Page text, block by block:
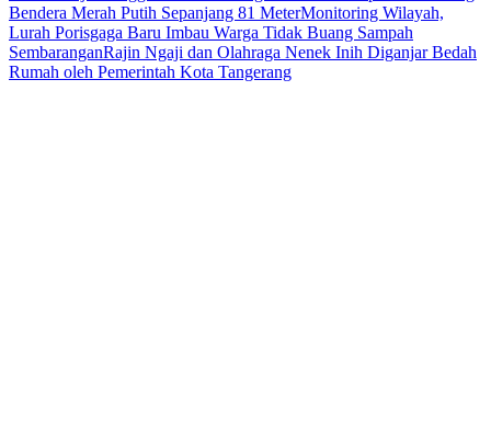
Bendera Merah Putih Sepanjang 81 MeterMonitoring Wilayah,
Lurah Porisgaga Baru Imbau Warga Tidak Buang Sampah
SembaranganRajin Ngaji dan Olahraga Nenek Inih Diganjar Bedah
Rumah oleh Pemerintah Kota Tangerang